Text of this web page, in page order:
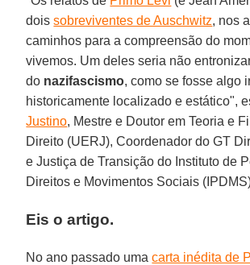
doissobreviventes de Auschwitz, nos
caminhos para a compreensão do
vivemos. Um deles seria não
do nazifascismo, como se fosse algo
historicamente localizado e estático",
Justino, Mestre e Doutor em Teoria e
Direito (UERJ), Coordenador do GT
e Justiça de Transição do Instituto de
Direitos e Movimentos Sociais
Eis o artigo.
No ano passado umacarta inédita de